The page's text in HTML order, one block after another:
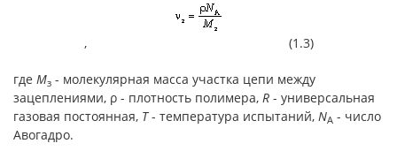
, (1.3)
где Мз - молекулярная масса участка цепи между
зацеплениями, ρ - плотность полимера, R - универсальная
газовая постоянная, Т- температура испытаний, NA - число
Авогадро.